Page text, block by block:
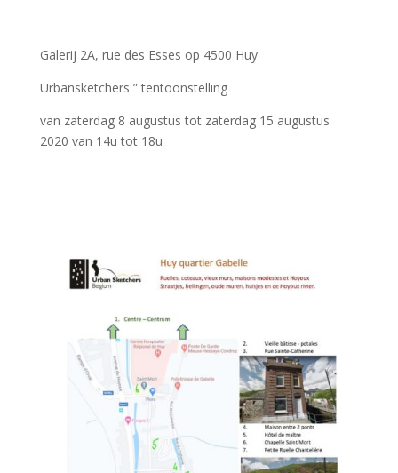
Galerij 2A, rue des Esses op 4500 Huy
Urbansketchers ” tentoonstelling
van zaterdag 8 augustus tot zaterdag 15 augustus
2020 van 14u tot 18u